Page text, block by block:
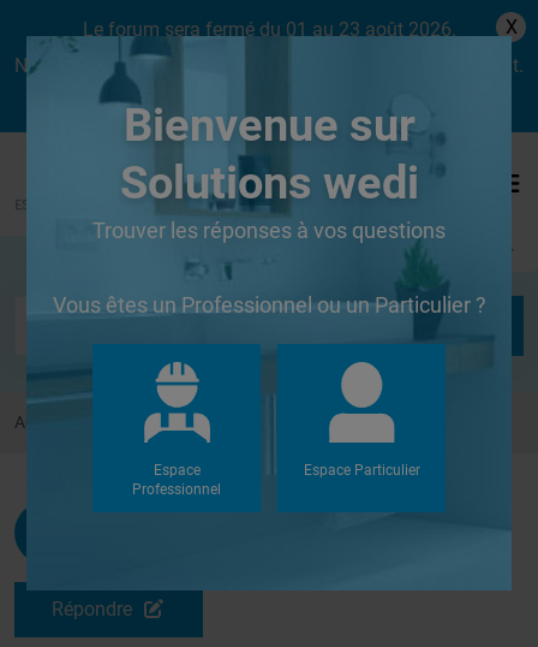
Le forum sera fermé du 01 au 23 août 2026.
Nous aurons le plaisir de vous retrouver dès le lundi 24 août.
X
Se connecter
Accueil Forums Autres coller Wedi sur bati WC
Dujack
Répondre
Bienvenue sur
Solutions wedi
Trouver les réponses à vos questions
Vous êtes un Professionnel ou un Particulier ?
Espace
Professionnel
Espace Particulier